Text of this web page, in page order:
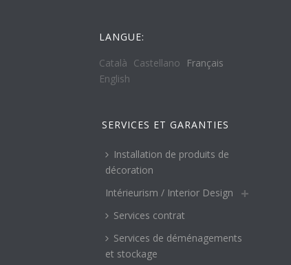
LANGUE:
Català Castellano
Français
English
SERVICES ET GARANTIES
Installation de produits de
décoration
Intérieurism / Interior Design
Services contrat
Services de déménagements
et stockage